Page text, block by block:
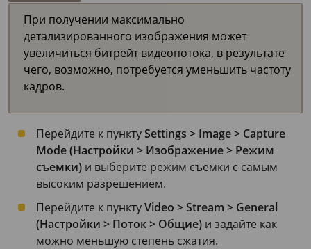
При получении максимально
детализированного изображения может
увеличиться битрейт видеопотока, в результате
чего, возможно, потребуется уменьшить частоту
кадров.
Перейдите к пунктуSettings > Image > Capture
Mode (Настройки > Изображение > Режим
съемки) и выберите режим съемки с самым
высоким разрешением.
Перейдите к пунктуVideo > Stream > General
(Настройки > Поток > Общие) и задайте как
можно меньшую степень сжатия.